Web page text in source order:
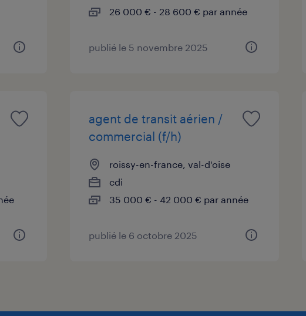
26 000 € - 28 600 € par année
publié le 5 novembre 2025
agent de transit aérien /
commercial (f/h)
roissy-en-france, val-d'oise
cdi
35 000 € - 42 000 € par année
publié le 6 octobre 2025